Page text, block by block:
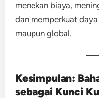
menekan biaya,
dan memperkuat
maupun global.
Kesimpulan:
sebagai Kunci